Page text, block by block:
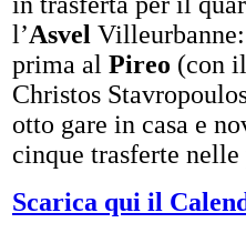
l’Asvel
prima al Pireo (con
Christos
otto gare in casa e
cinque trasferte
Scarica qui il